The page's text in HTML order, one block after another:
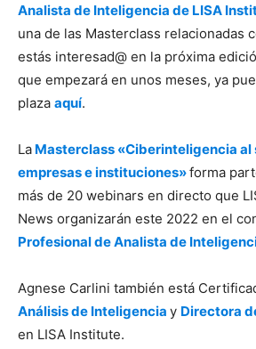
Analista de Inteligencia de LISA
una de las Masterclass relacionadas
estás interesad@ en la próxima
que empezará en unos meses, ya
plaza aquí.
La Masterclass «​​​​​​​Ciberinteligencia al
empresas e instituciones»forma
más de 20 webinars en directo que
News organizarán este 2022 en el
Profesional de Analista de
Agnese Carlini también está
Análisis de Inteligencia y Directora
en LISA Institute.